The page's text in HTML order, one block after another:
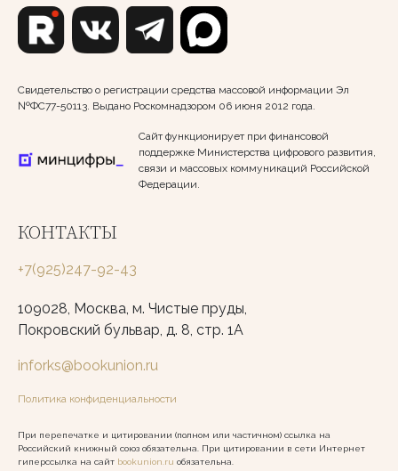
Свидетельство о регистрации средства массовой информации Эл
№ФС77-50113. Выдано Роскомнадзором 06 июня 2012 года.
Сайт функционирует при финансовой
поддержке Министерства цифрового развития,
связи и массовых коммуникаций Российской
Федерации.
КОНТАКТЫ
+7(925)247-92-43
109028, Москва, м. Чистые пруды,
Покровский бульвар, д. 8, стр. 1А
inforks@bookunion.ru
Политика конфиденциальности
При перепечатке и цитировании (полном или частичном) ссылка на
Российский книжный союз обязательна. При цитировании в сети Интернет
гиперссылка на сайт bookunion.ru обязательна.